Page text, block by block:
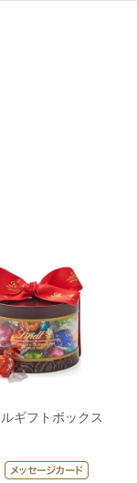
ギフトボックス